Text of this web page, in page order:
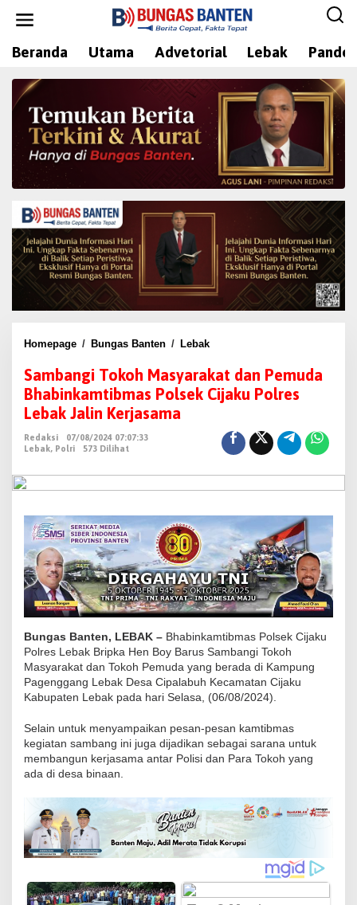
Beranda Utama Advetorial Lebak
Homepage / Bungas Banten / Lebak
m
b
i
o
o
h
M
a
y
a
r
a
k
a
t
n
P
m
u
Sambangi Tokoh Masyarakat dan Pemuda
Bhabinkamtibmas Polsek Cijaku Polres
Lebak Jalin Kerjasama
Redaksi
07/08/2024 07:07:33
Lebak, Polri 573 Dilihat
Bungas Banten, LEBAK – Bhabinkamtibmas Polsek Cijaku
Polres Lebak Bripka Hen Boy Barus Sambangi Tokoh
Masyarakat dan Tokoh Pemuda yang berada di Kampung
Pagenggang Lebak Desa Cipalabuh Kecamatan Cijaku
Kabupaten Lebak pada hari Selasa, (06/08/2024).
Selain untuk menyampaikan pesan-pesan kamtibmas
kegiatan sambang ini juga dijadikan sebagai sarana untuk
membangun kerjasama antar Polisi dan Para Tokoh yang
ada di desa binaan.